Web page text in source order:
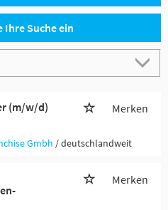
Ihre Suche ein
(m/w/d)
Merken
Gmbh / deutschlandweit
Merken